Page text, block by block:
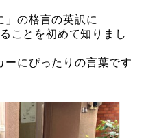
」の格言の英訳に
ことを初めて知りまし
ーにぴったりの言葉です